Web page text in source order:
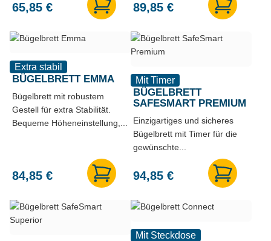
65,85 € 89,85 €
Extra stabil
BÜGELBRETT EMMA
Bügelbrett mit robustem
Gestell für extra Stabilität.
Bequeme Höheneinstellung,...
84,85 €
Mit Timer
BÜGELBRETT
SAFESMART PREMIUM
Einzigartiges und sicheres
Bügelbrett mit Timer für die
gewünschte...
94,85 €
Mit Steckdose